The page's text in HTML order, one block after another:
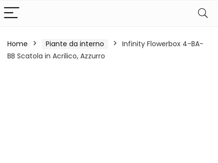
Home Piante da interno
Infinity Flowerbox 4-BA-
BB Scatola in Acrilico, Azzurro